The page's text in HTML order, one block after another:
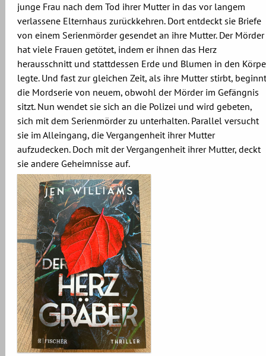
junge Frau nach dem Tod ihrer Mutter in das vor langem
verlassene Elternhaus zurückkehren. Dort entdeckt sie Briefe
von einem Serienmörder gesendet an ihre Mutter. Der Mörder
hat viele Frauen getötet, indem er ihnen das Herz
herausschnitt und stattdessen Erde und Blumen in den
legte. Und fast zur gleichen Zeit, als ihre Mutter stirbt, beginnt
die Mordserie von neuem, obwohl der Mörder im Gefängnis
sitzt. Nun wendet sie sich an die Polizei und wird gebeten,
sich mit dem Serienmörder zu unterhalten. Parallel versucht
sie im Alleingang, die Vergangenheit ihrer Mutter
aufzudecken. Doch mit der Vergangenheit ihrer Mutter, deckt
sie andere Geheimnisse auf.